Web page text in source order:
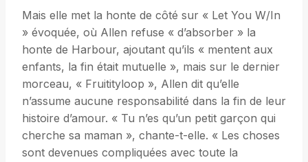
Mais elle met la honte de côté sur « Let You W/In
» évoquée, où Allen refuse « d’absorber » la
honte de Harbour, ajoutant qu’ils « mentent aux
enfants, la fin était mutuelle », mais sur le dernier
morceau, « Fruitityloop », Allen dit qu’elle
n’assume aucune responsabilité dans la fin de leur
histoire d’amour. « Tu n’es qu’un petit garçon qui
cherche sa maman », chante-t-elle. « Les choses
sont devenues compliquées avec toute la